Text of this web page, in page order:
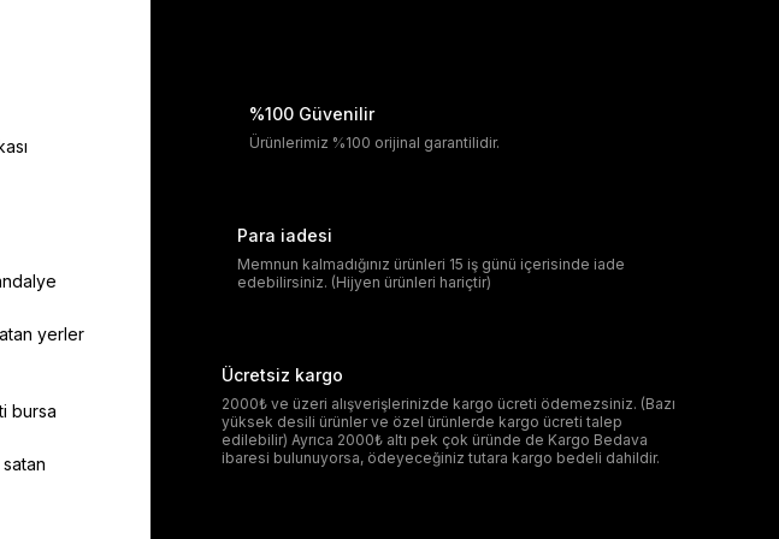
yerler
bursa
%100 Güvenilir
Ürünlerimiz %100 orijinal garantilidir.
Para iadesi
Memnun kalmadığınız ürünleri 15 iş günü içerisinde iade
edebilirsiniz. (Hijyen ürünleri hariçtir)
Ücretsiz kargo
2000₺ ve üzeri alışverişlerinizde kargo ücreti ödemezsiniz. (Bazı
yüksek desili ürünler ve özel ürünlerde kargo ücreti talep
edilebilir) Ayrıca 2000₺ altı pek çok üründe de Kargo Bedava
ibaresi bulunuyorsa, ödeyeceğiniz tutara kargo bedeli dahildir.